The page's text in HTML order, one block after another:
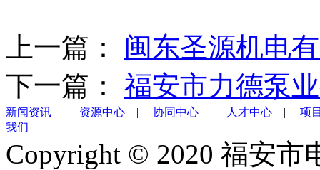
上一篇： 闽东圣源机电
下一篇： 福安市力德泵
新闻资讯 | 资源中心 | 协同中心 | 人才中心 | 项
我们 |
Copyright © 2020 福安